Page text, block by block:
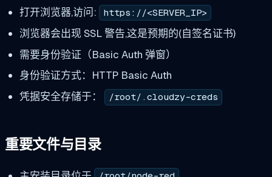
打开浏览器,访问: https://<SERVER_IP>
浏览器会出现 SSL 警告,这是预期的(自签名证书)
需要身份验证（Basic Auth 弹窗）
身份验证方式：HTTP Basic Auth
凭据安全存储于：
/root/.cloudzy-creds
重要文件与目录